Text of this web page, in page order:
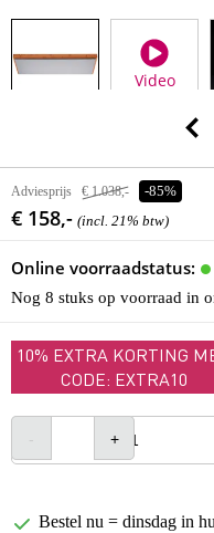
Video
Adviesprijs € 1.038,- -85%
€ 158,- (incl. 21% btw)
Online voorraadstatus:
Nog 8 stuks op voorraad in
10% EXTRA KORTING
CODE: EXTRA10
Bestel nu = dinsdag in